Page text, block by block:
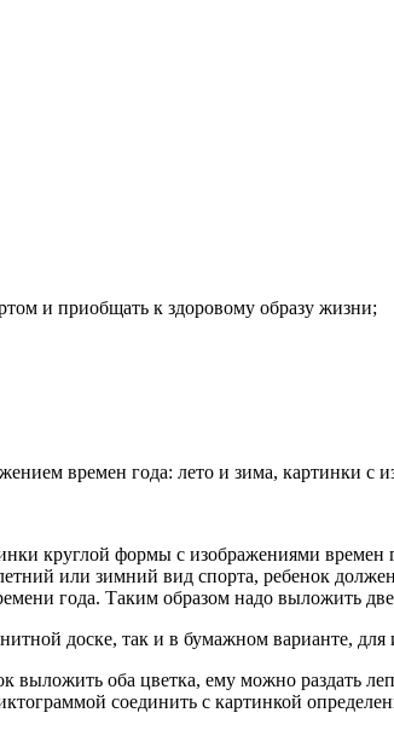
и приобщать к здоровому образу жизни;
времен года: лето и зима, картинки с
круглой формы с изображениями
или зимний вид спорта, ребенок
года. Таким образом надо выложить
доске, так и в бумажном варианте, для
оба цветка, ему можно раздать
соединить с картинкой